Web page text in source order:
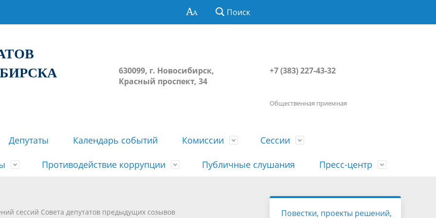
Поиск
630099, г. Новосибирск,
Красный проспект, 34
+7 (383) 227-43-32
Общественная приемная
История
Депутаты Календарь событий Комиссии Сессии
решений сессий Совета
недействующими решений Совета
Порядок посещения сессии
гражданами
Противодействие коррупции
Сведения о доходах, расходах, об
имуществе, обязательствах
Публичные слушания Пресс-центр
Наша "Прямая линия"
сессий Совета депутатов предыдущих созывов
Повестки, проекты решений,